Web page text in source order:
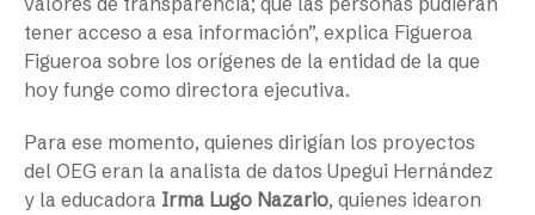
tener acceso a esa información”, explica Figueroa
Figueroa sobre los orígenes de la entidad de la que
hoy funge como directora ejecutiva.
Para ese momento, quienes dirigían los proyectos
del OEG eran la analista de datos Upegui Hernández
y la educadora Irma Lugo Nazario, quienes idearon